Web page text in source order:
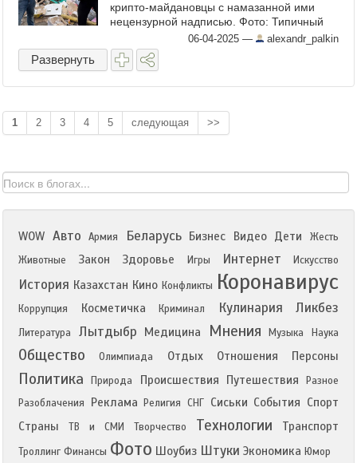
крипто-майдановцы с намазанной ими
нецензурной надписью. Фото: Типичный
результат майдановского мышления:
Курская область. ...
06-04-2025 — alexandr_palkin
Развернуть
1 2 3 4 5 следующая >>
WOW Авто Армия Беларусь Бизнес Видео Дети
Жесть
Животные
Закон Здоровье Игры Интернет Искусство
История Казахстан Кино Конфликты Коронавирус
Коррупция Косметичка Криминал Кулинария Ликбез
Литература Лытдыбр Медицина Мнения Музыка Наука
Общество Олимпиада Отдых Отношения Персоны
Политика Природа Происшествия Путешествия
Разное
Разоблачения
Реклама Религия СНГ Сиськи События Спорт
Страны
ТВ и СМИ Творчество Технологии Транспорт
Троллинг Финансы Фото Шоубиз Штуки Экономика Юмор